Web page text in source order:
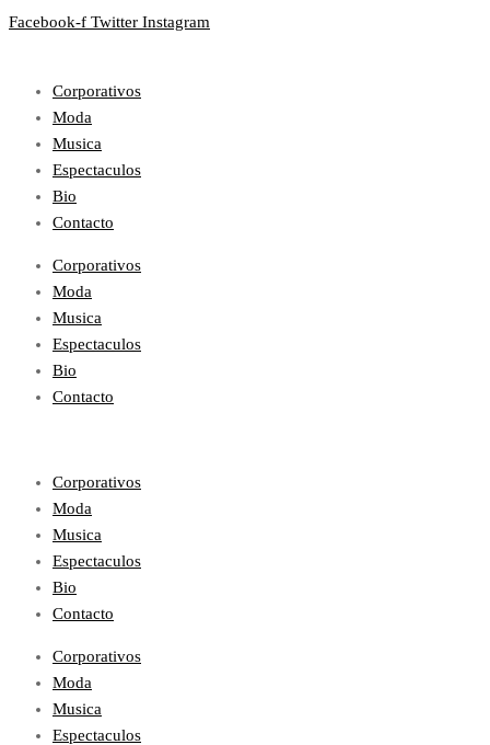
Facebook-f Twitter Instagram
Corporativos
Moda
Musica
Espectaculos
Bio
Contacto
Corporativos
Moda
Musica
Espectaculos
Bio
Contacto
Corporativos
Moda
Musica
Espectaculos
Bio
Contacto
Corporativos
Moda
Musica
Espectaculos